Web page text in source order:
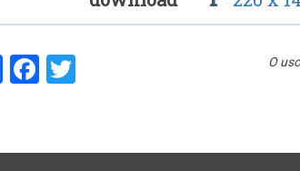
O
ShareFacebook
Twitter